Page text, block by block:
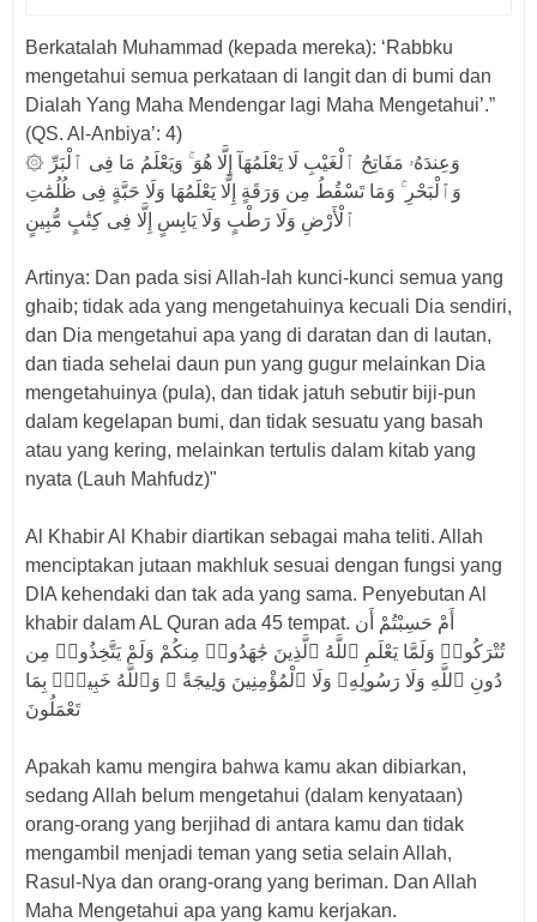
Berkatalah Muhammad (kepada mereka): ‘Rabbku
mengetahui semua perkataan di langit dan di bumi dan
Dialah Yang Maha Mendengar lagi Maha Mengetahui’.”
(QS. Al-Anbiya’: 4)
۞ وَعِندَهُۥ مَفَاتِحُ ٱلْغَيْبِ لَا يَعْلَمُهَآ إِلَّا هُوَ ۚ وَيَعْلَمُ مَا فِى ٱلْبَرِّ
وَٱلْبَحْرِ ۚ وَمَا تَسْقُطُ مِن وَرَقَةٍ إِلَّا يَعْلَمُهَا وَلَا حَبَّةٍ فِى ظُلُمَٰتِ
Artinya: Dan pada sisi Allah-lah kunci-kunci semua yang
ghaib; tidak ada yang mengetahuinya kecuali Dia sendiri,
dan Dia mengetahui apa yang di daratan dan di lautan,
dan tiada sehelai daun pun yang gugur melainkan Dia
mengetahuinya (pula), dan tidak jatuh sebutir biji-pun
dalam kegelapan bumi, dan tidak sesuatu yang basah
atau yang kering, melainkan tertulis dalam kitab yang
nyata (Lauh Mahfudz)"
Al Khabir Al Khabir diartikan sebagai maha teliti. Allah
menciptakan jutaan makhluk sesuai dengan fungsi yang
DIA kehendaki dan tak ada yang sama. Penyebutan Al
khabir dalam AL Quran ada 45 tempat. أَمْ حَسِبْتُمْ أَن
تُتْرَكُوا۟ وَلَمَّا يَعْلَمِ ٱللَّهُ ٱلَّذِينَ جَٰهَدُوا۟ مِنكُمْ وَلَمْ يَتَّخِذُوا۟ مِن
دُونِ ٱللَّهِ وَلَا رَسُولِهِۦ وَلَا ٱلْمُؤْمِنِينَ وَلِيجَةً ۚ وَٱللَّهُ خَبِيرٌۢ بِمَا
تَعْمَلُونَ
Apakah kamu mengira bahwa kamu akan dibiarkan,
sedang Allah belum mengetahui (dalam kenyataan)
orang-orang yang berjihad di antara kamu dan tidak
mengambil menjadi teman yang setia selain Allah,
Rasul-Nya dan orang-orang yang beriman. Dan Allah
Maha Mengetahui apa yang kamu kerjakan.